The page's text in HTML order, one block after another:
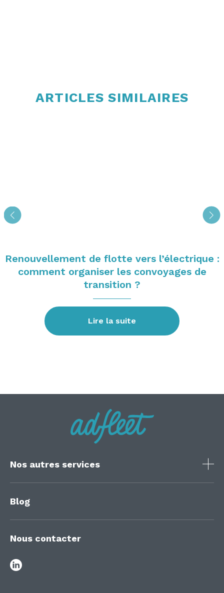
ARTICLES SIMILAIRES
Renouvellement de flotte vers l’électrique :
comment organiser les convoyages de
transition ?
Lire la suite
Nos autres services
Blog
Nous contacter